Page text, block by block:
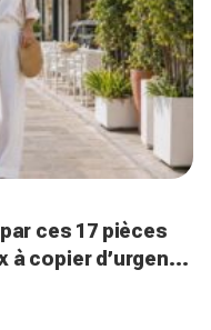
ces 17 pièces
à copier d’urgence